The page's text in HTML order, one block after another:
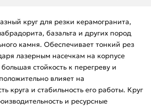
круг для резки керамогранита,
базальта и других пород
камня. Обеспечивает тонкий рез
лазерным насечкам на корпусе
большая стойкость к перегреву и
влияет на
круга и стабильность его работы. Круг
и ресурсные